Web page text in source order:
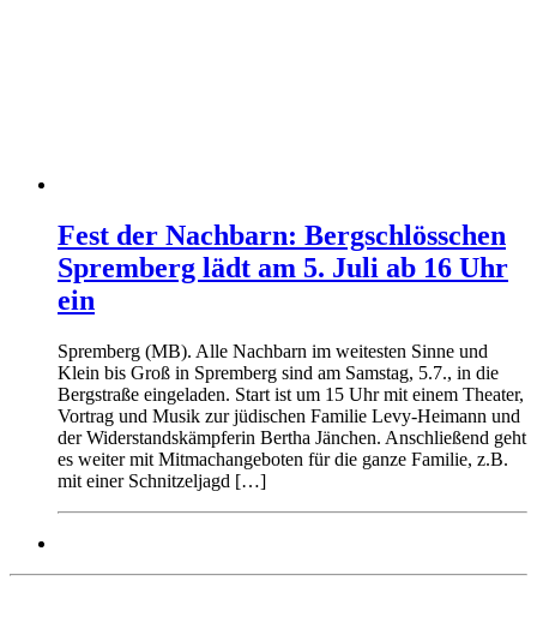
Fest der Nachbarn: Bergschlösschen
Spremberg lädt am 5. Juli ab 16 Uhr
ein
Spremberg (MB). Alle Nachbarn im weitesten Sinne und
Klein bis Groß in Spremberg sind am Samstag, 5.7., in die
Bergstraße eingeladen. Start ist um 15 Uhr mit einem Theater,
Vortrag und Musik zur jüdischen Familie Levy-Heimann und
der Widerstandskämpferin Bertha Jänchen. Anschließend geht
es weiter mit Mitmachangeboten für die ganze Familie, z.B.
mit einer Schnitzeljagd […]